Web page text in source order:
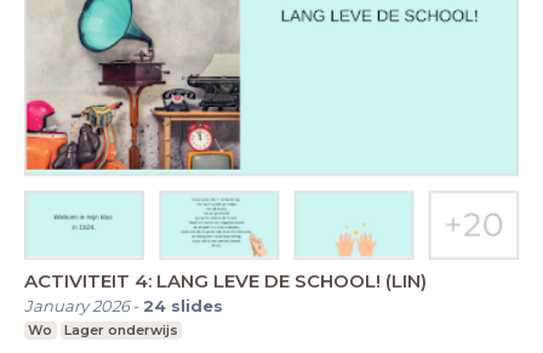
ACTIVITEIT 4: LANG LEVE DE SCHOOL! (LIN)
January 2026- 24 slides
Wo Lager onderwijs